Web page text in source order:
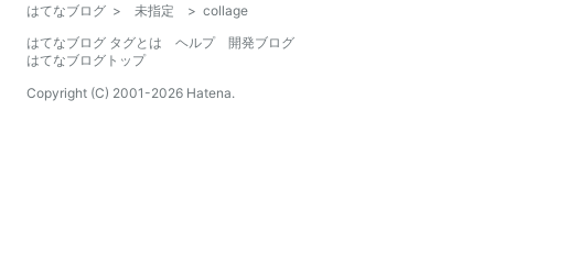
はてなブログ > 未指定 > collage
はてなブログ タグとは
ヘルプ
開発ブログ
はてなブログトップ
Copyright (C) 2001-2026 Hatena.